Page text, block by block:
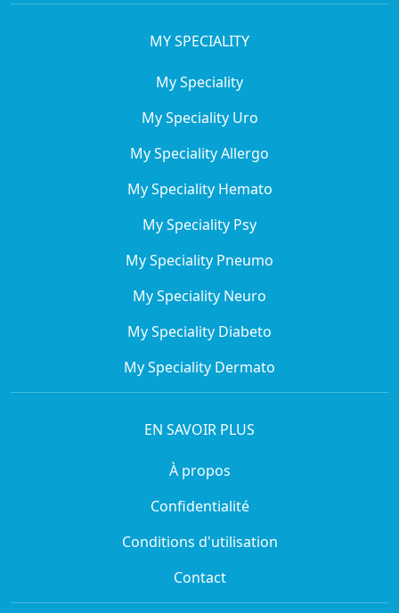
MY SPECIALITY
My Speciality
My Speciality Uro
My Speciality Allergo
My Speciality Hemato
My Speciality Psy
My Speciality Pneumo
My Speciality Neuro
My Speciality Diabeto
My Speciality Dermato
EN SAVOIR PLUS
À propos
Confidentialité
Conditions d'utilisation
Contact